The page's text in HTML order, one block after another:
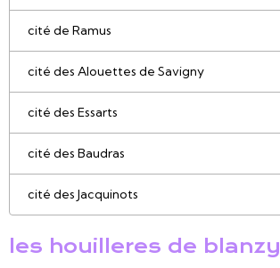
cité de Ramus
cité des Alouettes de Savigny
cité des Essarts
cité des Baudras
cité des Jacquinots
les houilleres de blanzy